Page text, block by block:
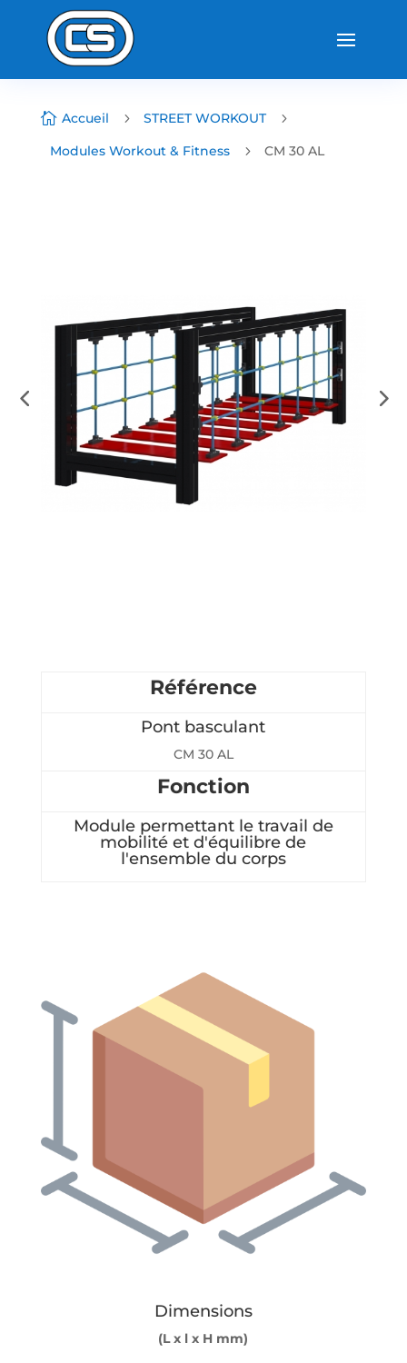
 Accueil 5 STREET WORKOUT
5
Modules Workout & Fitness
5 CM 30 AL
Référence
Pont basculant
CM 30 AL
Fonction
Module permettant le travail de
mobilité et d'équilibre de
l'ensemble du corps
Dimensions
(L x l x H mm)